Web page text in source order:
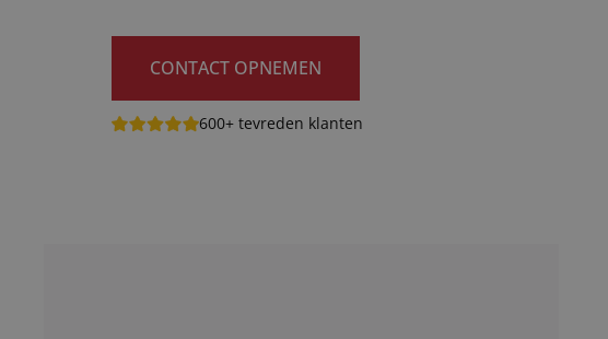
CONTACT OPNEMEN
600+ tevreden klanten